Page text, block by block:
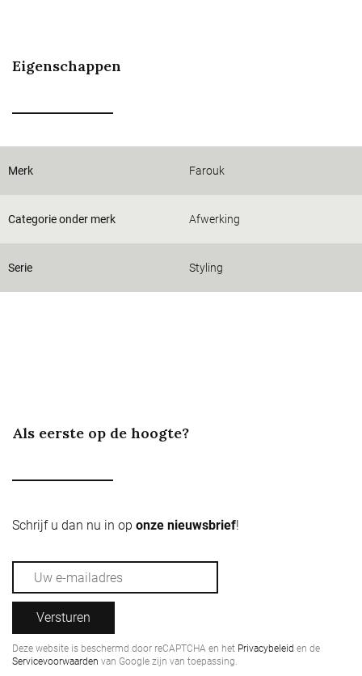
Eigenschappen
Merk Farouk
Categorie onder merk Afwerking
Serie Styling
Als eerste op de hoogte?
Schrijf u dan nu in op onze nieuwsbrief!
Versturen
Deze website is beschermd door reCAPTCHA en het Privacybeleid en de
Servicevoorwaarden van Google zijn van toepassing.